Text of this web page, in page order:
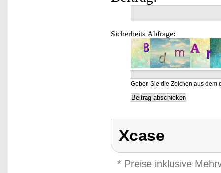
Sicherheits-Abfrage:
Geben Sie die Zeichen aus dem
Xcase
* Preise inklusive